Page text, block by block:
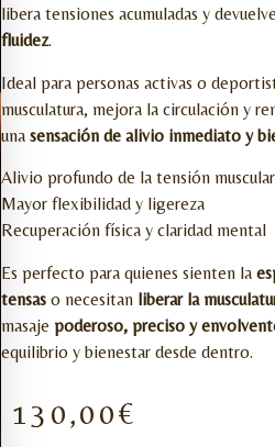
libera tensiones acumuladas y
fluidez.
Ideal para personas activas o
musculatura, mejora la circulación y
una sensación de alivio inmediato y
Alivio profundo de la tensión muscular
Mayor flexibilidad y ligereza
Recuperación física y claridad mental
Es perfecto para quienes sienten la
tensas o necesitan liberar la
masaje poderoso, preciso y
equilibrio y bienestar desde dentro.
130,00€